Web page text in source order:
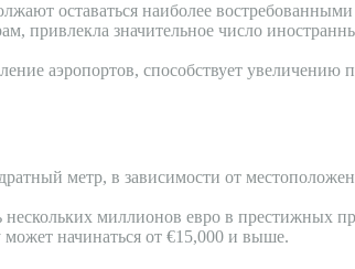
оставаться наиболее
привлекла значительное число
аэропортов, способствует
метр, в зависимости от
миллионов евро в престижных
начинаться от €15,000 и выше.